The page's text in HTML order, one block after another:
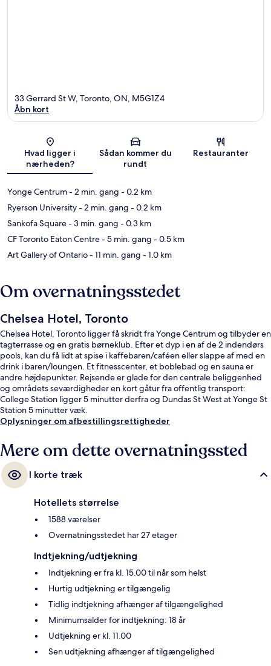
Kort
33 Gerrard St W, Toronto, ON, M5G1Z4
Åbn kort
Hvad ligger i
nærheden?
Sådan kommer du
rundt
Restauranter
Yonge Centrum- 2 min. gang - 0.2 km
Ryerson University- 2 min. gang - 0.2 km
Sankofa Square- 3 min. gang - 0.3 km
CF Toronto Eaton Centre- 5 min. gang - 0.5 km
Art Gallery of Ontario- 11 min. gang - 1.0 km
Om overnatningsstedet
Chelsea Hotel, Toronto
Chelsea Hotel, Toronto ligger få skridt fra Yonge Centrum og tilbyder en
tagterrasse og en gratis børneklub. Efter et dyp i en af de 2 indendørs
pools, kan du få lidt at spise i kaffebaren/caféen eller slappe af med en
drink i baren/loungen. Et fitnesscenter, et boblebad og en sauna er
andre højdepunkter. Rejsende er glade for den centrale beliggenhed
og områdets seværdigheder en kort gåtur fra offentlig transport:
College Station ligger 5 minutter derfra og Dundas St West at Yonge St
Station 5 minutter væk.
Oplysninger om afbestillingsrettigheder
Mere om dette overnatningssted
I korte træk
Hotellets størrelse
1588 værelser
Overnatningsstedet har 27 etager
Indtjekning/udtjekning
Indtjekning er fra kl. 15.00 til når som helst
Hurtig udtjekning er tilgængelig
Tidlig indtjekning afhænger af tilgængelighed
Minimumsalder for indtjekning: 18 år
Udtjekning er kl. 11.00
Sen udtjekning afhænger af tilgængelighed